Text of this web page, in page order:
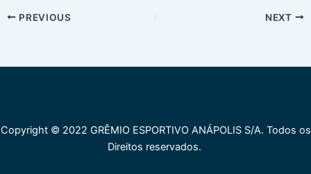
PREVIOUS NEXT
Copyright © 2022 GRÊMIO ESPORTIVO ANÁPOLIS S/A. Todos os
Direitos reservados.